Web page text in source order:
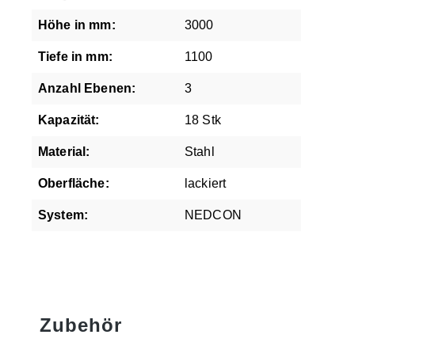
Höhe in mm: 3000
Tiefe in mm: 1100
Anzahl Ebenen: 3
Kapazität: 18 Stk
Material: Stahl
Oberfläche: lackiert
System: NEDCON
Zubehör